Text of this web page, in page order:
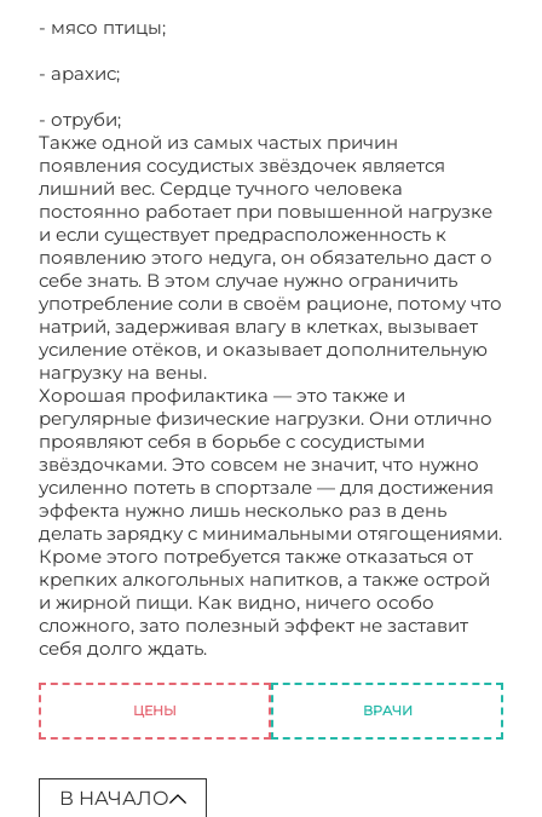
- мясо птицы;
- арахис;
- отруби;
Также одной из самых частых причин
появления сосудистых звёздочек является
лишний вес. Сердце тучного человека
постоянно работает при повышенной нагрузке
и если существует предрасположенность к
появлению этого недуга, он обязательно даст о
себе знать. В этом случае нужно ограничить
употребление соли в своём рационе, потому что
натрий, задерживая влагу в клетках, вызывает
усиление отёков, и оказывает дополнительную
нагрузку на вены.
Хорошая профилактика — это также и
регулярные физические нагрузки. Они отлично
проявляют себя в борьбе с сосудистыми
звёздочками. Это совсем не значит, что нужно
усиленно потеть в спортзале — для достижения
эффекта нужно лишь несколько раз в день
делать зарядку с минимальными отягощениями.
Кроме этого потребуется также отказаться от
крепких алкогольных напитков, а также острой
и жирной пищи. Как видно, ничего особо
сложного, зато полезный эффект не заставит
себя долго ждать.
ЦЕНЫ ВРАЧИ
В НАЧАЛО